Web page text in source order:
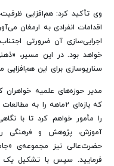
وی تأکید کرد: هم‌افزایی
اقدامات انفرادی به ارمغان
اجرایی‌سازی آن ضرورتی
خواهد بود. در این مسیر،
سناریوسازی برای این هم‌افزایی
مدیر حوزه‌های علمیه
که بازه‌ای ۲ماهه را
را مأمور خواهم کرد تا با
آموزش، پژوهش و فرهنگی را
حضرت‌عالی نیز مجموعه‌ی
فرمایید. سپس با تشکیل یک